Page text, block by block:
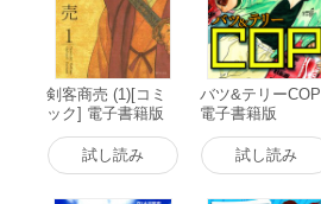
剣客商売 (1)[コミ
ック] 電子書籍版
試し読み
バツ&テリーCOP
電子書籍版
試し読み